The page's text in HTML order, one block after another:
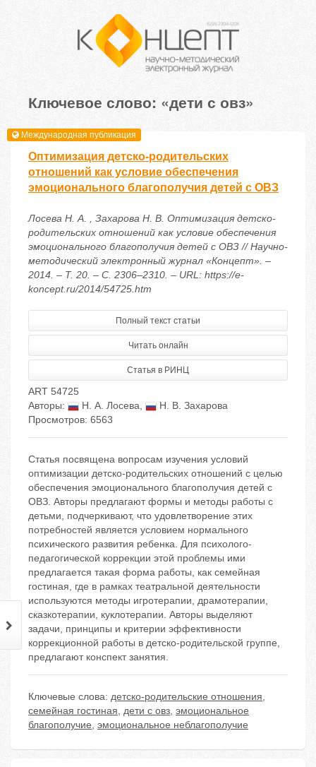
Ключевое слово: «дети с овз»
Международная публикация
Оптимизация детско-родительских
отношений как условие обеспечения
эмоционального благополучия детей с ОВЗ
Лосева Н. А. , Захарова Н. В. Оптимизация детско-
родительских отношений как условие обеспечения
эмоционального благополучия детей с ОВЗ // Научно-
методический электронный журнал «Концепт». –
2014. – Т. 20. – С. 2306–2310. – URL: https://e-
koncept.ru/2014/54725.htm
Полный текст статьи
Читать онлайн
Статья в РИНЦ
ART 54725
Авторы:
Н. А. Лосева,
Н. В. Захарова
Просмотров: 6563
Статья посвящена вопросам изучения условий
оптимизации детско-родительских отношений с целью
обеспечения эмоционального благополучия детей с
ОВЗ. Авторы предлагают формы и методы работы с
детьми, подчеркивают, что удовлетворение этих
потребностей является условием нормального
психического развития ребенка. Для психолого-
педагогической коррекции этой проблемы ими
предлагается такая форма работы, как семейная
гостиная, где в рамках театральной деятельности
используются методы игротерапии, драмотерапии,
сказкотерапии, куклотерапии. Авторы выделяют
задачи, принципы и критерии эффективности
коррекционной работы в детско-родительской группе,
предлагают конспект занятия.
Ключевые слова: детско-родительские отношения,
семейная гостиная, дети с овз, эмоциональное
благополучие, эмоциональное неблагополучие